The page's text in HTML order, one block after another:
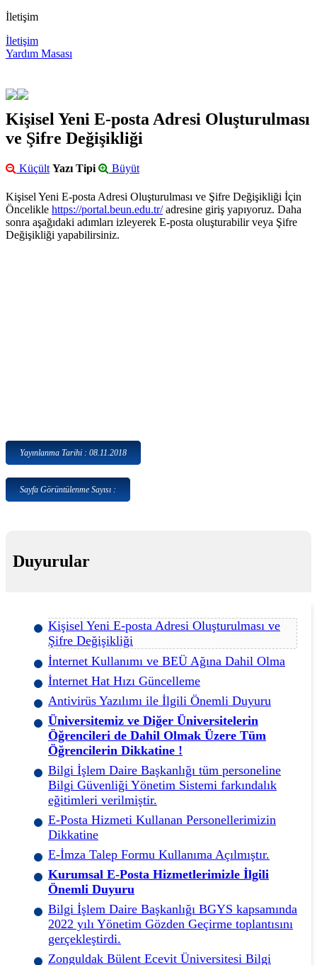
İletişim
İletişim
Yardım Masası
Kişisel Yeni E-posta Adresi Oluşturulması
ve Şifre Değişikliği
Küçült Yazı Tipi Büyüt
Kişisel Yeni E-posta Adresi Oluşturulması ve Şifre Değişikliği İçin
Öncelikle https://portal.beun.edu.tr/adresine giriş yapıyoruz. Daha
sonra aşağıdaki adımları izleyerek E-posta oluşturabilir veya Şifre
Değişikliği yapabilirsiniz.
Yayınlanma Tarihi : 08.11.2018
Sayfa Görüntülenme Sayısı :
Duyurular
Kişisel Yeni E-posta Adresi Oluşturulması ve
Şifre Değişikliği
İnternet Kullanımı ve BEÜ Ağına Dahil Olma
İnternet Hat Hızı Güncelleme
Antivirüs Yazılımı ile İlgili Önemli Duyuru
Üniversitemiz ve Diğer Üniversitelerin
Öğrencileri de Dahil Olmak Üzere Tüm
Öğrencilerin Dikkatine !
Bilgi İşlem Daire Başkanlığı tüm personeline
Bilgi Güvenliği Yönetim Sistemi farkındalık
eğitimleri verilmiştir.
E-Posta Hizmeti Kullanan Personellerimizin
Dikkatine
E-İmza Talep Formu Kullanıma Açılmıştır.
Kurumsal E-Posta Hizmetlerimizle İlgili
Önemli Duyuru
Bilgi İşlem Daire Başkanlığı BGYS kapsamında
2022 yılı Yönetim Gözden Geçirme toplantısını
gerçekleştirdi.
Zonguldak Bülent Ecevit Üniversitesi Bilgi